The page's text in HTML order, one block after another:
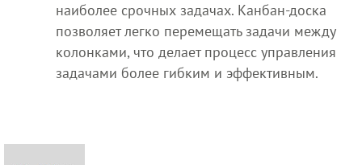
наиболее срочных задачах. Канбан-доска
позволяет легко перемещать задачи между
колонками, что делает процесс управления
задачами более гибким и эффективным.